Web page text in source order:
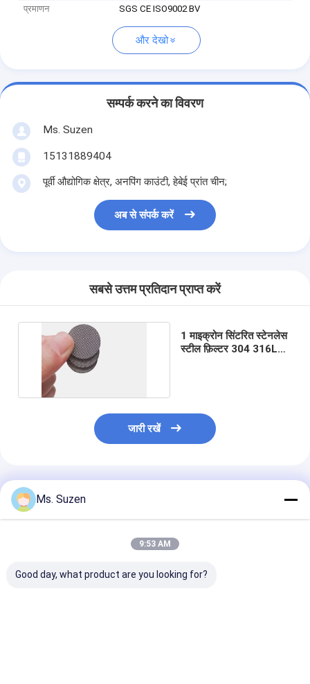
प्रमाणन
SGS CE ISO9002 BV
और देखो
सम्पर्क करने का विवरण
Ms. Suzen
15131889404
पूर्वी औद्योगिक क्षेत्र, अनपिंग काउंटी, हेबेई प्रांत चीन;
अब से संपर्क करें
सबसे उत्तम प्रतिदान प्राप्त करें
1 माइक्रोन सिंटरित स्टेनलेस
स्टील फ़िल्टर 304 316L
जारी रखें
अनुशंसित उत्पाद
Ms. Suzen
9:53 AM
Good day, what product are you looking for?